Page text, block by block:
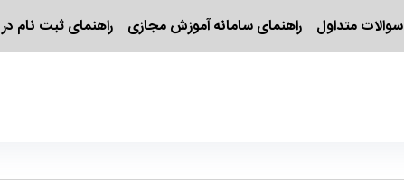
سوالات متداول راهنمای سامانه آموزش مجازی راهنمای ثبت نام